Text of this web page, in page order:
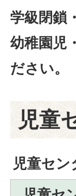
学級閉鎖
幼稚園児
ださい。
児童
児童セン